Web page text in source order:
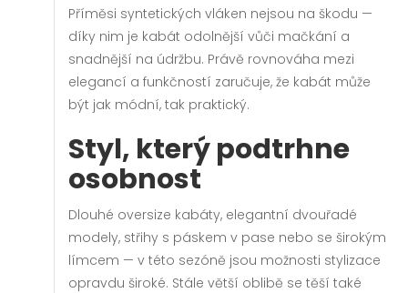
Příměsi syntetických vláken nejsou na škodu —
díky nim je kabát odolnější vůči mačkání a
snadnější na údržbu. Právě rovnováha mezi
elegancí a funkčností zaručuje, že kabát může
být jak módní, tak praktický.
Styl, který podtrhne
osobnost
Dlouhé oversize kabáty, elegantní dvouřadé
modely, střihy s páskem v pase nebo se širokým
límcem — v této sezóně jsou možnosti stylizace
opravdu široké. Stále větší oblibě se těší také